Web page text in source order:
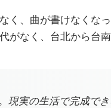
く、曲が書けなくな
がなく、台北から台
現実の生活で完成